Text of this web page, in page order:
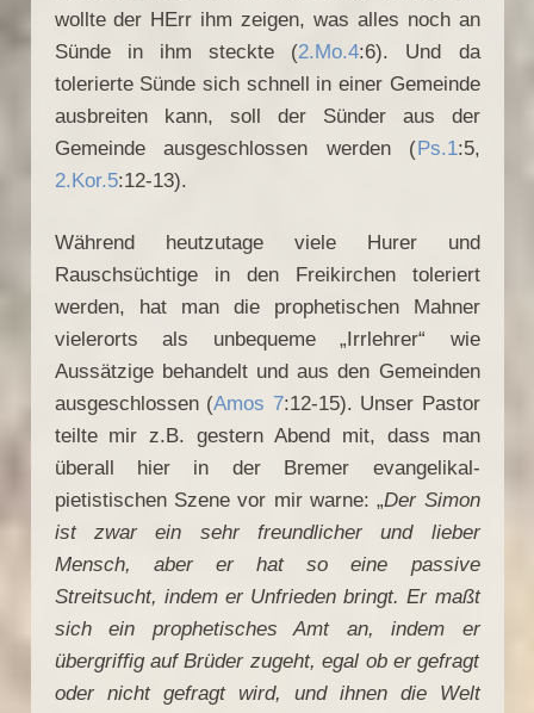
wollte der HErr ihm zeigen, was alles noch an
Sünde in ihm steckte (2.Mo.4:6). Und da
tolerierte Sünde sich schnell in einer Gemeinde
ausbreiten kann, soll der Sünder aus der
Gemeinde ausgeschlossen werden (Ps.1:5,
2.Kor.5:12-13).
Während heutzutage viele Hurer und
Rauschsüchtige in den Freikirchen toleriert
werden, hat man die prophetischen Mahner
vielerorts als unbequeme „Irrlehrer“ wie
Aussätzige behandelt und aus den Gemeinden
ausgeschlossen (Amos 7:12-15). Unser Pastor
teilte mir z.B. gestern Abend mit, dass man
überall hier in der Bremer evangelikal-
pietistischen Szene vor mir warne: „Der Simon
ist zwar ein sehr freundlicher und lieber
Mensch, aber er hat so eine passive
Streitsucht, indem er Unfrieden bringt. Er maßt
sich ein prophetisches Amt an, indem er
übergriffig auf Brüder zugeht, egal ob er gefragt
oder nicht gefragt wird, und ihnen die Welt